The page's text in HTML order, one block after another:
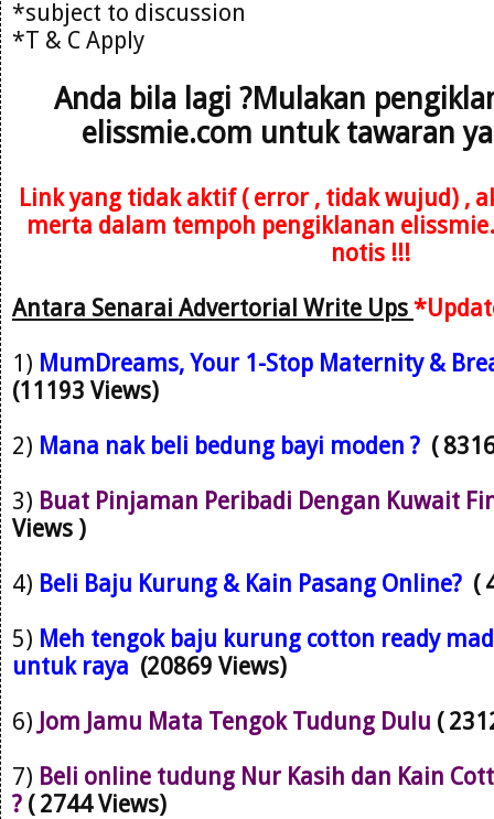
*subject to discussion
*T & C Apply
Anda bila lagi ?Mulakan
elissmie.com untuk tawaran
Link yang tidak aktif ( error , tidak wujud) ,
merta dalam tempoh pengiklanan
notis !!!
Antara Senarai Advertorial Write Ups
1) MumDreams, Your 1-Stop Maternity &
(11193 Views)
2) Mana nak beli bedung bayi moden ? (
3) Buat Pinjaman Peribadi Dengan Kuwait
Views )
4) Beli Baju Kurung & Kain Pasang Online? (
5) Meh tengok baju kurung cotton ready
untuk raya (20869 Views)
6) Jom Jamu Mata Tengok Tudung Dulu (
7) Beli online tudung Nur Kasih dan Kain
? ( 2744 Views)